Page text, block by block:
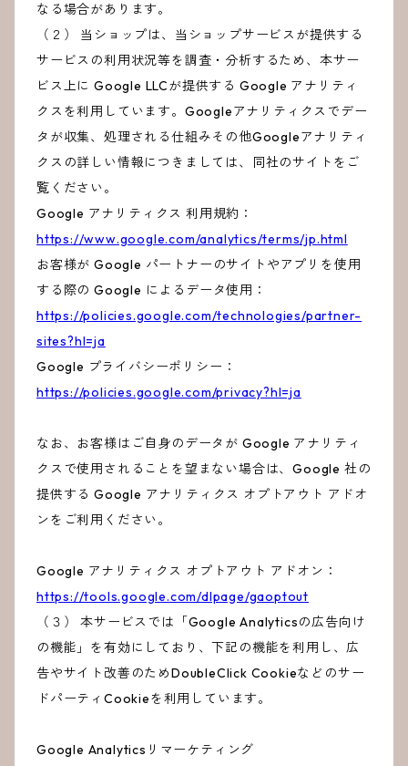
なる場合があります。
（２） 当ショップは、当ショップサービスが提供する
サービスの利用状況等を調査・分析するため、本サー
ビス上に Google LLCが提供する Google アナリティ
クスを利用しています。Googleアナリティクスでデー
タが収集、処理される仕組みその他Googleアナリティ
クスの詳しい情報につきましては、同社のサイトをご
覧ください。
Google アナリティクス 利用規約：
https://www.google.com/analytics/terms/jp.html
お客様が Google パートナーのサイトやアプリを使用
する際の Google によるデータ使用：
https://policies.google.com/technologies/partner-
sites?hl=ja
Google プライバシーポリシー：
https://policies.google.com/privacy?hl=ja
なお、お客様はご自身のデータが Google アナリティ
クスで使用されることを望まない場合は、Google 社の
提供する Google アナリティクス オプトアウト アドオ
ンをご利用ください。
Google アナリティクス オプトアウト アドオン：
https://tools.google.com/dlpage/gaoptout
（３） 本サービスでは「Google Analyticsの広告向け
の機能」を有効にしており、下記の機能を利用し、広
告やサイト改善のためDoubleClick Cookieなどのサー
ドパーティCookieを利用しています。
Google Analyticsリマーケティング